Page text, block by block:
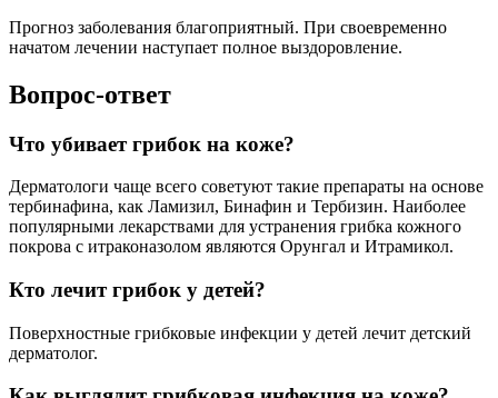
Прогноз заболевания благоприятный. При своевременно
начатом лечении наступает полное выздоровление.
Вопрос-ответ
Что убивает грибок на коже?
Дерматологи чаще всего советуют такие препараты на основе
тербинафина, как Ламизил, Бинафин и Тербизин. Наиболее
популярными лекарствами для устранения грибка кожного
покрова с итраконазолом являются Орунгал и Итрамикол.
Кто лечит грибок у детей?
Поверхностные грибковые инфекции у детей лечит детский
дерматолог.